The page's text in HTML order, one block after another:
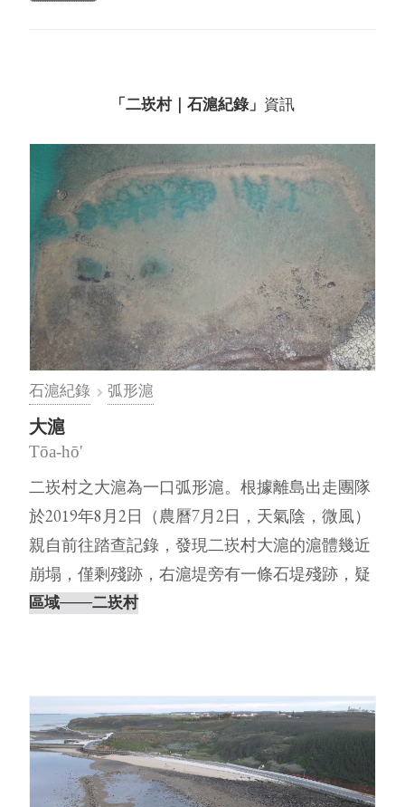
「二崁村｜石滬紀錄」 資訊
石滬紀錄 弧形滬
大滬
Tōa-hō'
二崁村之大滬為一口弧形滬。根據離島出走團隊
於2019年8月2日（農曆7月2日，天氣陰，微風）
親自前往踏查記錄，發現二崁村大滬的滬體幾近
崩塌，僅剩殘跡，右滬堤旁有一條石堤殘跡，疑
似岸仔構造。未來將進行更⋯
區域───二崁村